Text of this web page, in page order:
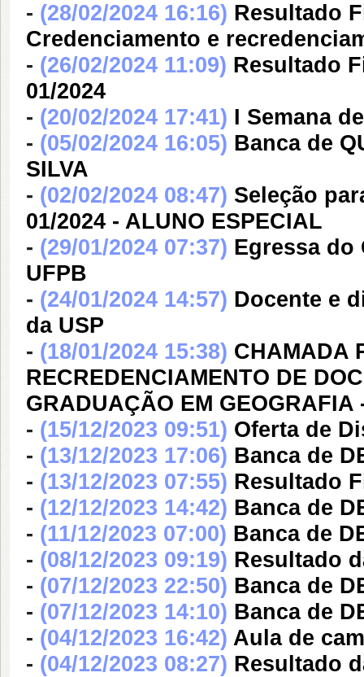
- (28/02/2024 16:16) Resultado
Credenciamento e
- (26/02/2024 11:09) Resultado
01/2024
- (20/02/2024 17:41) I Semana
- (05/02/2024 16:05) Banca de
SILVA
- (02/02/2024 08:47) Seleção
01/2024 - ALUNO ESPECIAL
- (29/01/2024 07:37) Egressa do
UFPB
- (24/01/2024 14:57) Docente e
da USP
- (18/01/2024 15:38) CHAMADA
RECREDENCIAMENTO DE
GRADUAÇÃO EM GEOGRAFIA
- (15/12/2023 09:51) Oferta de
- (13/12/2023 17:06) Banca de
- (13/12/2023 07:55) Resultado
- (12/12/2023 14:42) Banca de
- (11/12/2023 07:00) Banca de
- (08/12/2023 09:19) Resultado
- (07/12/2023 22:50) Banca de
- (07/12/2023 14:10) Banca de
- (04/12/2023 16:42) Aula de
- (04/12/2023 08:27) Resultado